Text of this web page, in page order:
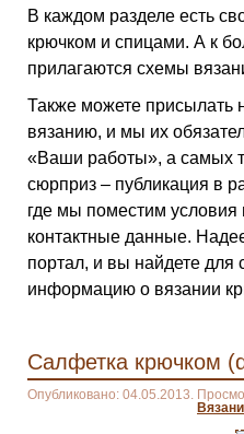
В каждом разделе есть
крючком и спицами. А к
прилагаются схемы
Также можете присылать
вязанию, и мы их
«Ваши работы», а самых
сюрприз – публикация в
где мы поместим условия
контактные данные.
портал, и вы найдете
информацию о вязании
Салфетка крючком
Опубликовано: 04.05.2013.